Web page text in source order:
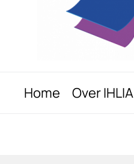
Home Over IHLIA